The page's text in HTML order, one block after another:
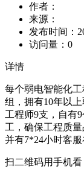
作者：
来源：
发布时间：
访问量： 0
详情
每个弱电智能化
组，拥有10年以
工程师9支，自有
工，确保工程质
并有7*24小时客服
扫二维码用手机看